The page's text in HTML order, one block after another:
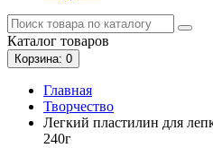
Каталог товаров
Корзина: 0
Главная
Творчество
Легкий пластилин для
240г